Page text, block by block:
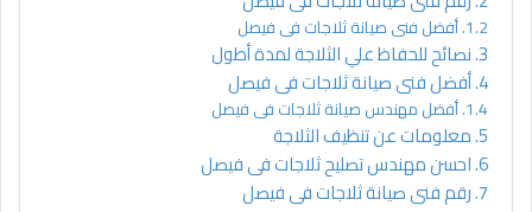
أفضل فنى صيانة ثلاجات فى فيصل
نصائح للحفاظ علي الثلاجة لمدة أطول
أفضل فنى صيانة ثلاجات فى فيصل
أفضل مهندس صيانة ثلاجات فى فيصل
معلومات عن تنظيف الثلاجة
احسن مهندس تصليح ثلاجات فى فيصل
رقم فنى صيانة ثلاجات فى فيصل